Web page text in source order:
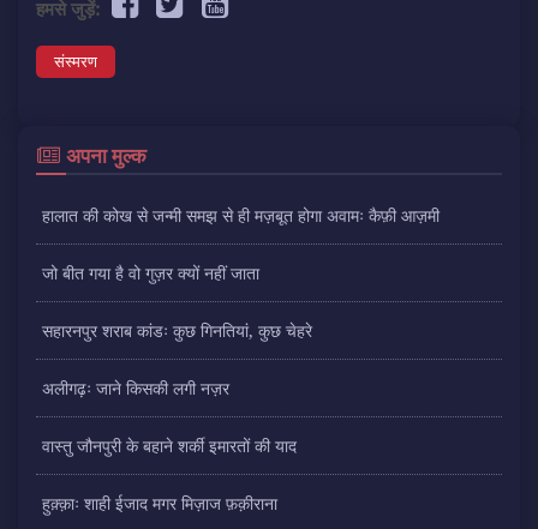
हमसे जुड़ें:
संस्मरण
अपना मुल्क
हालात की कोख से जन्मी समझ से ही मज़बूत होगा अवामः कैफ़ी आज़मी
जो बीत गया है वो गुज़र क्यों नहीं जाता
सहारनपुर शराब कांडः कुछ गिनतियां, कुछ चेहरे
अलीगढ़ः जाने किसकी लगी नज़र
वास्तु जौनपुरी के बहाने शर्की इमारतों की याद
हुक़्क़ाः शाही ईजाद मगर मिज़ाज फ़क़ीराना